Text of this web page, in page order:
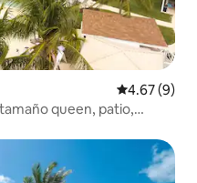
Calificación
4.67 (9)
queen, patio,